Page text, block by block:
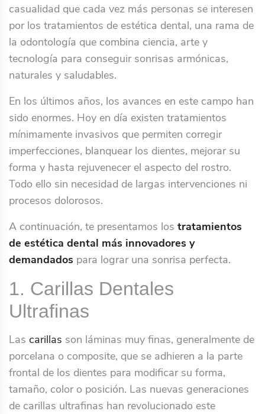
casualidad que cada vez más personas se interesen
por los tratamientos de estética dental, una rama de
la odontología que combina ciencia, arte y
tecnología para conseguir sonrisas armónicas,
naturales y saludables.
En los últimos años, los avances en este campo han
sido enormes. Hoy en día existen tratamientos
mínimamente invasivos que permiten corregir
imperfecciones, blanquear los dientes, mejorar su
forma y hasta rejuvenecer el aspecto del rostro.
Todo ello sin necesidad de largas intervenciones ni
procesos dolorosos.
A continuación, te presentamos los tratamientos
de estética dental más innovadores y
demandados para lograr una sonrisa perfecta.
1. Carillas Dentales
Ultrafinas
Las carillas son láminas muy finas, generalmente de
porcelana o composite, que se adhieren a la parte
frontal de los dientes para modificar su forma,
tamaño, color o posición. Las nuevas generaciones
de carillas ultrafinas han revolucionado este